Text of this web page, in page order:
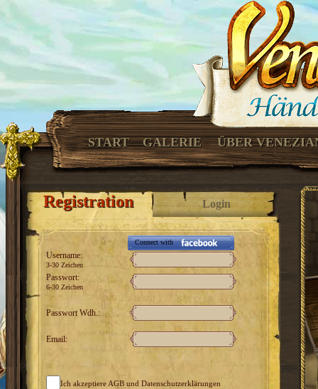
START GALERIE ÜBER
Registration Login
Connect with
Username:
3-30 Zeichen
Passwort:
6-30 Zeichen
Passwort Wdh.:
Email:
Ich akzeptiere AGB und Datenschutzerklärungen